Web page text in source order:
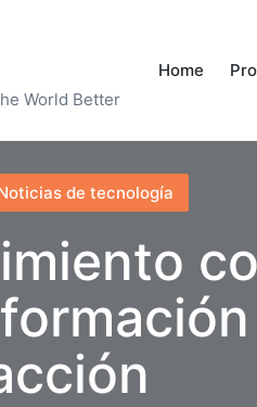
World Better
Home
de tecnología